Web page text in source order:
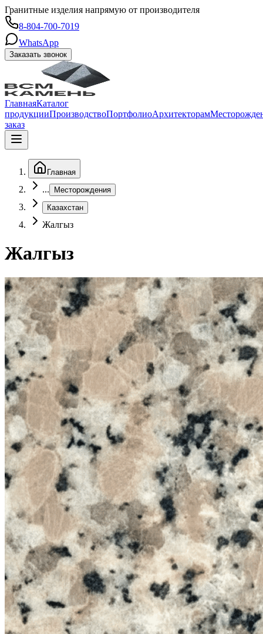
Гранитные изделия напрямую от производителя
8-804-700-7019
WhatsApp
Заказать звонок
ГлавнаяКаталог
продукцииПроизводствоПортфолиоАрхитекторам
заказ
Главная
...
Месторождения
Казахстан
Жалгыз
Жалгыз